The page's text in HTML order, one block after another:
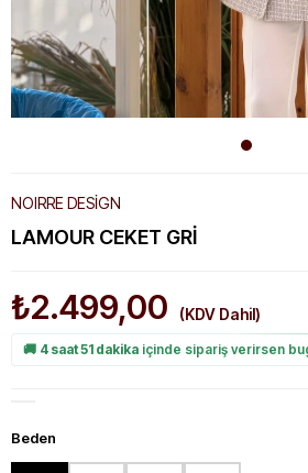
NOIRRE DESİGN
LAMOUR CEKET GRI
₺2.499,00 (KDV Dahil)
🚚 4 saat 51 dakika içinde sipariş verirsen
Beden